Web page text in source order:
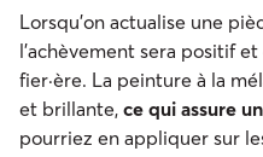
Lorsqu’on actualise une
l’achèvement sera positif
fier·ère. La peinture à la
et brillante, ce qui assure
pourriez en appliquer sur